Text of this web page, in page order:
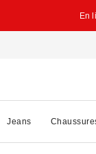
En
Jeans